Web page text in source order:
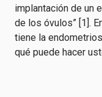
implantación de un
de los óvulos” [1].
tiene la
qué puede hacer